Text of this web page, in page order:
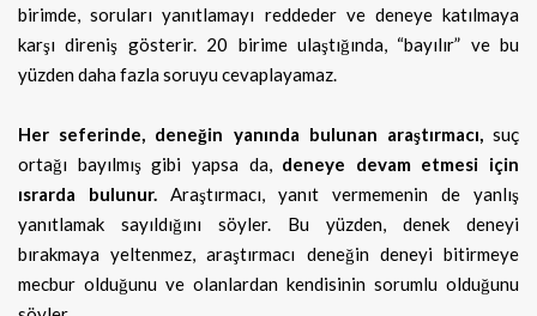
birimde, soruları yanıtlamayı reddeder ve deneye katılmaya
karşı direniş gösterir. 20 birime ulaştığında, “bayılır” ve bu
yüzden daha fazla soruyu cevaplayamaz.
Her seferinde, deneğin yanında bulunan araştırmacı,
suç
ortağı bayılmış gibi yapsa da, deneye devam etmesi için
ısrarda bulunur. Araştırmacı, yanıt vermemenin de yanlış
yanıtlamak sayıldığını söyler. Bu yüzden, denek deneyi
bırakmaya yeltenmez, araştırmacı deneğin deneyi bitirmeye
mecbur olduğunu ve olanlardan kendisinin sorumlu olduğunu